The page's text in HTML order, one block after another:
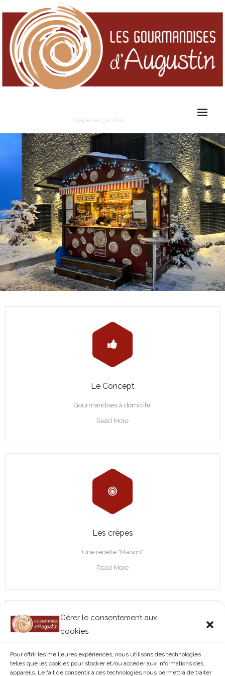
Gérer le consentement aux
cookies
Pour offrir les meilleures expériences, nous utilisons des technologies
telles que les cookies pour stocker et/ou accéder aux informations des
appareils. Le fait de consentir à ces technologies nous permettra de traiter
Crêpes et gaufres
Cart (0Items)
Le Concept
Gourmandises à domicile!
Read More
Les crêpes
Une recette "Maison"
Read More